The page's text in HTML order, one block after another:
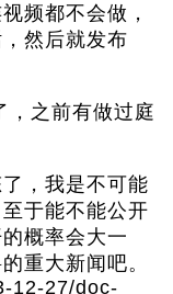
频都不会做，
然后就发布
之前有做过庭
，我是不可能
于能不能公开
概率会大一
重大新闻吧。
12-27/doc-